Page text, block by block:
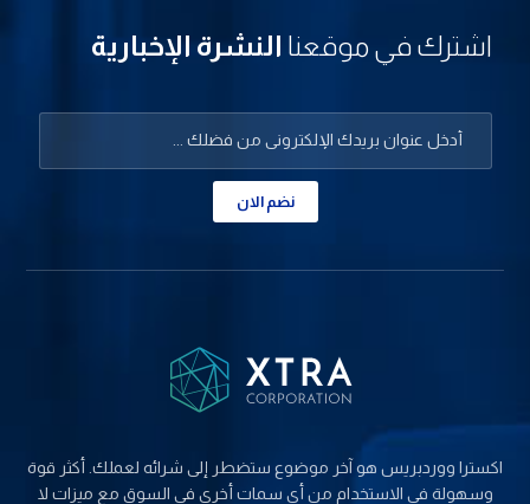
اشترك في موقعنا النشرة الإخبارية
نضم الان
اکسترا ووردبریس هو آخر موضوع ستضطر إلى شرائه لعملك. أكثر قوة
وسهولة في الاستخدام من أي سمات أخرى في السوق مع ميزات لا